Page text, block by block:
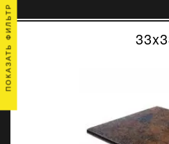
ПОКАЗАТЬ ФИЛЬТР